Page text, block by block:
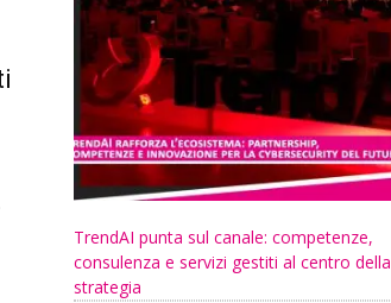
TrendAI punta sul canale: competenze,
consulenza e servizi gestiti al centro della
strategia